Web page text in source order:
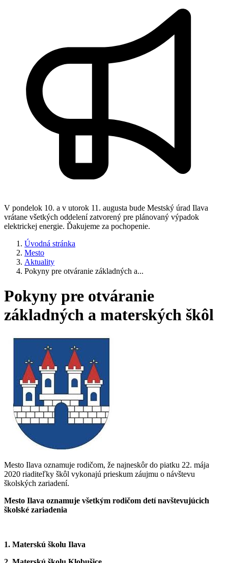
V pondelok 10. a v utorok 11. augusta bude Mestský úrad Ilava
vrátane všetkých oddelení zatvorený pre plánovaný výpadok
elektrickej energie. Ďakujeme za pochopenie.
Úvodná stránka
Mesto
Aktuality
Pokyny pre otváranie základných a...
Pokyny pre otváranie
základných a materských škôl
Mesto Ilava oznamuje rodičom, že najneskôr do piatku 22. mája
2020 riaditeľky škôl vykonajú prieskum záujmu o návštevu
školských zariadení.
Mesto Ilava oznamuje všetkým rodičom detí navštevujúcich
školské zariadenia
1. Materskú školu Ilava